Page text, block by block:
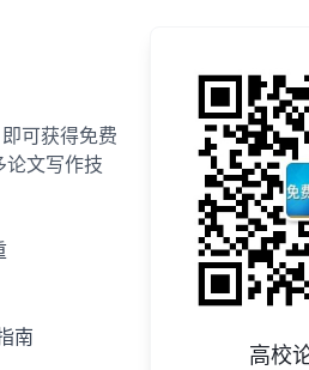
可获得免费
论文写作技
南
高校